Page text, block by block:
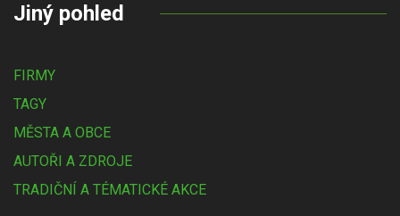
Jiný pohled
FIRMY
TAGY
MĚSTA A OBCE
AUTOŘI A ZDROJE
TRADIČNÍ A TÉMATICKÉ AKCE